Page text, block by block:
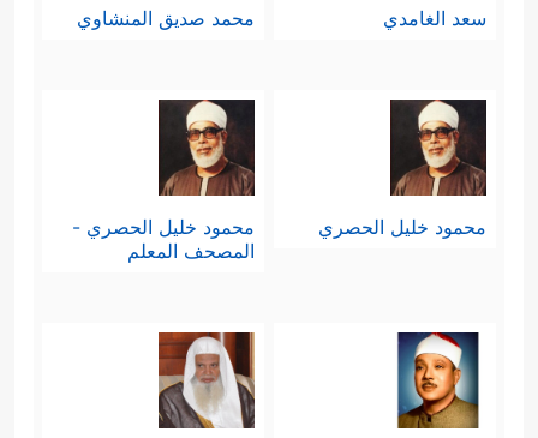
سعد الغامدي محمد صديق المنشاوي
محمود خليل الحصري
محمود خليل الحصري -
المصحف المعلم